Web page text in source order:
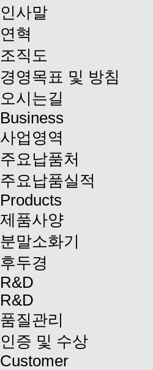
인사말
연혁
조직도
경영목표 및 방침
오시는길
Business
사업영역
주요납품처
주요납품실적
Products
제품사양
분말소화기
후두경
R&D
R&D
품질관리
인증 및 수상
Customer